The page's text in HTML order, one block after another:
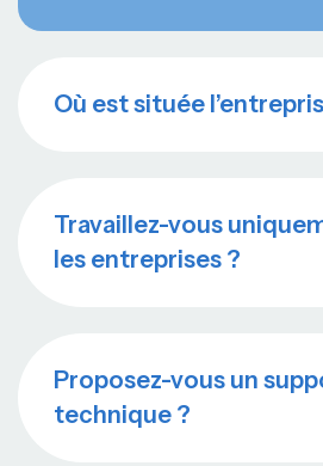
Où est située
Travaillez-vous
les entreprises ?
Proposez-vous un
technique ?